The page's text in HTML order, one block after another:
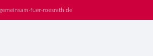
fuer-roesrath.de